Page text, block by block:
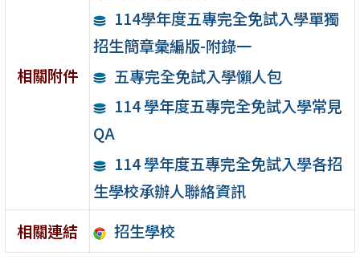
相關附件
114學年度五專完全免試入學單獨
招生簡章彙編版-附錄一
五專完全免試入學懶人包
114 學年度五專完全免試入學常見
QA
114 學年度五專完全免試入學各招
生學校承辦人聯絡資訊
相關連結
招生學校